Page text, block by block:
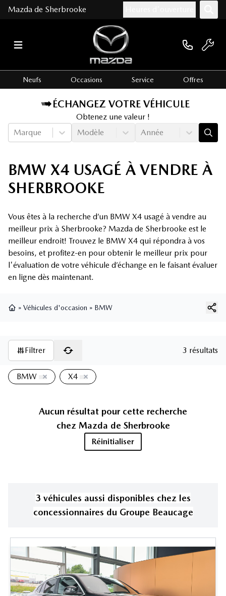
Mazda de Sherbrooke
Neufs Occasions Service Offres
ÉCHANGEZ VOTRE VÉHICULE
Obtenez une valeur !
Marque
Modèle Année
BMW X4 USAGÉ À VENDRE À
SHERBROOKE
Vous êtes à la recherche d’un BMW X4 usagé à vendre au
meilleur prix à Sherbrooke? Mazda de Sherbrooke est le
meilleur endroit! Trouvez le BMW X4 qui répondra à vos
besoins, et profitez-en pour obtenir le meilleur prix pour
l'évaluation de votre véhicule d’échange en le faisant évaluer
en ligne dès maintenant.
» Véhicules d'occasion » BMW
Filtrer 3 résultats
BMW X4
Aucun résultat pour cette recherche
chez Mazda de Sherbrooke
Réinitialiser
3 véhicules aussi disponibles chez les
concessionnaires du Groupe Beaucage